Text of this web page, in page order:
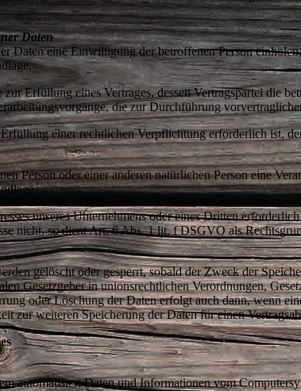
Daten
Daten eine Einwilligung der betroffenen Person
Erfüllung eines Vertrages, dessen Vertragspartei die
die zur Durchführung
einer rechtlichen Verpflichtung erforderlich ist,
Person oder einer anderen natürlichen Person eine
unseres Unternehmens oder eines Dritten
nicht, so dient Art. 6 Abs. 1 lit. f DSGVO als
gelöscht oder gesperrt, sobald der Zweck der
Gesetzgeber in unionsrechtlichen Verordnungen,
oder Löschung der Daten erfolgt auch dann, wenn
zur weiteren Speicherung der Daten für einen
automatisiert Daten und Informationen vom